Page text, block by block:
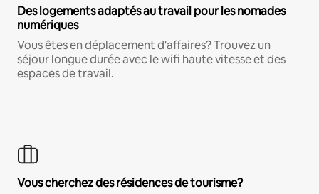
Des logements adaptés au travail pour les nomades
numériques
Vous êtes en déplacement d'affaires? Trouvez un
séjour longue durée avec le wifi haute vitesse et des
espaces de travail.
Vous cherchez des résidences de tourisme?